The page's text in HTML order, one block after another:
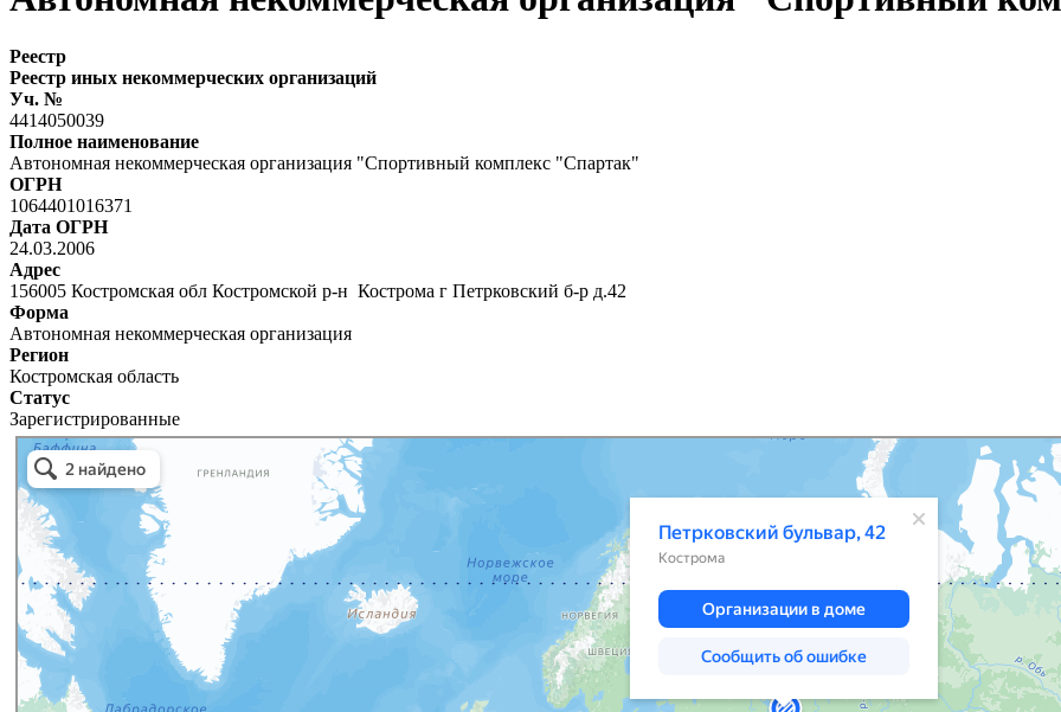
Реестр
Реестр иных некоммерческих организаций
Уч. №
4414050039
Полное наименование
Автономная некоммерческая организация "Спортивный комплекс "Спартак"
ОГРН
1064401016371
Дата ОГРН
24.03.2006
Адрес
156005 Костромская обл Костромской р-н Кострома г Петрковский б-р д.42
Форма
Автономная некоммерческая организация
Регион
Костромская область
Статус
Зарегистрированные